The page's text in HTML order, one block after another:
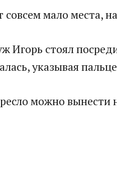
мало места,
Игорь стоял
указывая
можно